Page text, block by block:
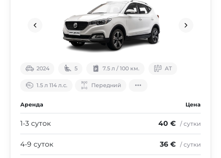
2024 5 7.5 л / 100 км. АТ
1.5 л 114 л.с. Передний
Аренда Цена
1-3 суток 40 € / сутки
4-9 суток 36 € / сутки